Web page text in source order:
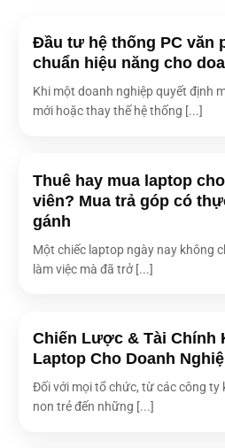
Số nhân CPU 8
Số luồng 16
Bộ nhớ đệm 24MB Cache
Kích thước màn hình
14 inch 3K
400 nits, 100%
Loại màn hình OLED
Độ phân giải màn hình 3K (2880 x
Màn hình Cảm ứng Không
Âm thanh Smart Amp,
IR webcam với
User
Đầu tư hệ thống PC văn
chuẩn hiệu năng cho
Khi một doanh nghiệp quyết định
mới hoặc thay thế hệ thống [...]
Thuê hay mua laptop
viên? Mua trả góp có
gánh
Một chiếc laptop ngày nay không
làm việc mà đã trở [...]
Chiến Lược & Tài Chính
Laptop Cho Doanh
Đối với mọi tổ chức, từ các công ty
non trẻ đến những [...]